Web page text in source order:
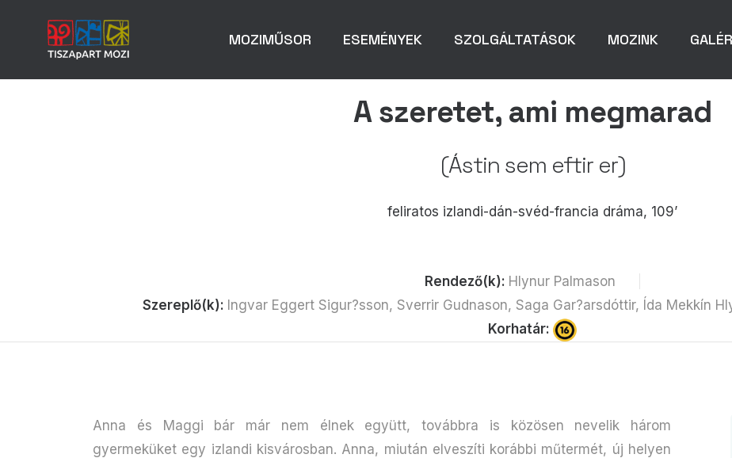
MOZIMŰSOR ESEMÉNYEK SZOLGÁLTATÁSOK MOZINK
A szeretet, ami megmarad
(Ástin sem eftir er)
feliratos izlandi-dán-svéd-francia dráma, 109’
Rendező(k): Hlynur Palmason
Szereplő(k): Ingvar Eggert Sigur?sson, Sverrir Gudnason, Saga Gar?arsdóttir, Ída Mekkín
Korhatár:
Anna és Maggi bár már nem élnek együtt, továbbra is közösen nevelik három
gyermeküket egy izlandi kisvárosban. Anna, miután elveszíti korábbi műtermét, új helyen